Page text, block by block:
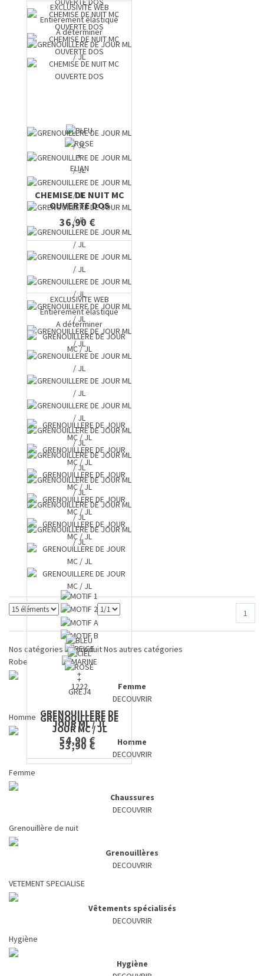
+
ELIAN
CHEMISE DE NUIT MC
OUVERTE DOS
36,90 €
EXCLUSIVITE WEB
Entièrement élastiqué
A déterminer
+
1222
GRENOUILLERE DE
JOUR ML / JL
54,90 €
EXCLUSIVITE WEB
Entièrement élastiqué
A déterminer
+
GREJ4
GRENOUILLERE DE
JOUR MC / JL
53,90 €
1
Nos catégories de produitNos autres catégories
Robe
Femme
DECOUVRIR
Homme
Homme
DECOUVRIR
Femme
Chaussures
DECOUVRIR
Grenouillère de nuit
Grenouillères
DECOUVRIR
VETEMENT SPECIALISE
Vêtements spécialisés
DECOUVRIR
Hygiène
Hygiène